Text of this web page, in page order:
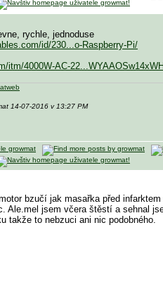
rychle, jednoduse
id/230...o-Raspberry-Pi/
itm/4000W-AC-
14-07-2016 v 13:27 PM
bzučí jak masařka před
Ale.mel jsem včera štěstí a sehnal
takže to nebzuci ani nic podobného.